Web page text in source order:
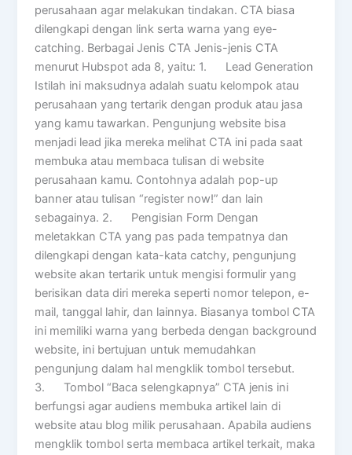
perusahaan agar melakukan tindakan. CTA biasa
dilengkapi dengan link serta warna yang eye-
catching. Berbagai Jenis CTA Jenis-jenis CTA
menurut Hubspot ada 8, yaitu: 1. Lead Generation
Istilah ini maksudnya adalah suatu kelompok atau
perusahaan yang tertarik dengan produk atau jasa
yang kamu tawarkan. Pengunjung website bisa
menjadi lead jika mereka melihat CTA ini pada saat
membuka atau membaca tulisan di website
perusahaan kamu. Contohnya adalah pop-up
banner atau tulisan “register now!” dan lain
sebagainya. 2. Pengisian Form Dengan
meletakkan CTA yang pas pada tempatnya dan
dilengkapi dengan kata-kata catchy, pengunjung
website akan tertarik untuk mengisi formulir yang
berisikan data diri mereka seperti nomor telepon, e-
mail, tanggal lahir, dan lainnya. Biasanya tombol CTA
ini memiliki warna yang berbeda dengan background
website, ini bertujuan untuk memudahkan
pengunjung dalam hal mengklik tombol tersebut.
3. Tombol “Baca selengkapnya” CTA jenis ini
berfungsi agar audiens membuka artikel lain di
website atau blog milik perusahaan. Apabila audiens
mengklik tombol serta membaca artikel terkait, maka